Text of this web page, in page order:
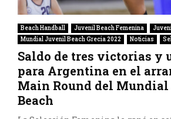
Beach Handball Juvenil Beach Femenina
Mundial Juvenil Beach Grecia 2022
Noticias
Saldo de tres victorias y
para Argentina en el
Main Round del
Beach